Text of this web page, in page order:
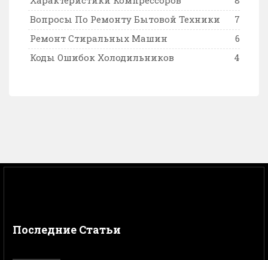
Вопросы По Ремонту Бытовой Техники
7
Ремонт Стиральных Машин
6
Коды Ошибок Холодильников
4
Последние Статьи